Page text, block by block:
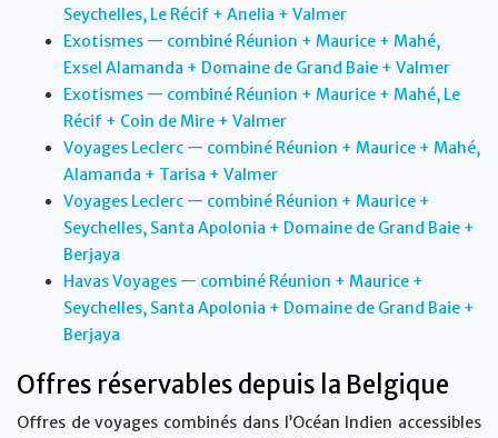
Seychelles, Le Récif + Anelia + Valmer
Exotismes — combiné Réunion + Maurice + Mahé,
Exsel Alamanda + Domaine de Grand Baie + Valmer
Exotismes — combiné Réunion + Maurice + Mahé, Le
Récif + Coin de Mire + Valmer
Voyages Leclerc — combiné Réunion + Maurice + Mahé,
Alamanda + Tarisa + Valmer
Voyages Leclerc — combiné Réunion + Maurice +
Seychelles, Santa Apolonia + Domaine de Grand Baie +
Berjaya
Havas Voyages — combiné Réunion + Maurice +
Seychelles, Santa Apolonia + Domaine de Grand Baie +
Berjaya
Offres réservables depuis la Belgique
Offres de voyages combinés dans l’Océan Indien accessibles